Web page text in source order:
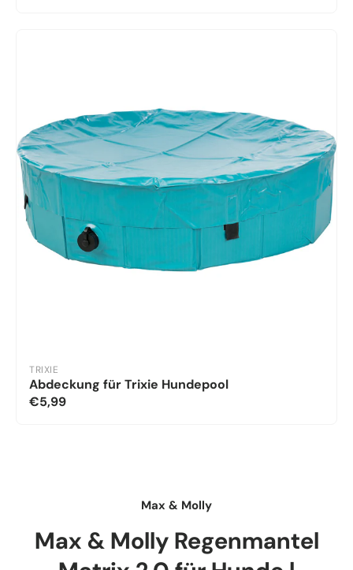
TRIXIE
Abdeckung für Trixie Hundepool
€5,99
Max & Molly
Max & Molly Regenmantel